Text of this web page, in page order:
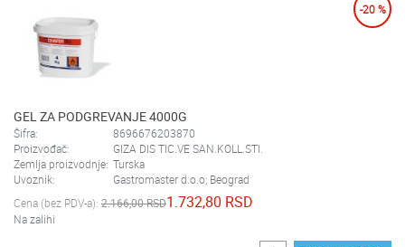
-20 %
GEL ZA PODGREVANJE 4000G
Šifra:
8696676203870
Proizvođač:
GIZA DIS TIC.VE SAN.KOLL.STI.
Zemlja proizvodnje: Turska
Uvoznik:
Gastromaster d.o.o; Beograd
Cena (bez PDV-a): 2.166,00 RSD1.732,80 RSD
Na zalihi